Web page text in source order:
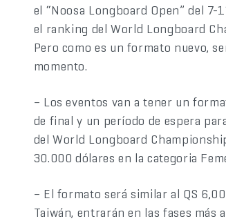
el “Noosa Longboard Open” del
el ranking del World Longboard
Pero como es un formato nuevo,
momento.
– Los eventos van a tener un
de final y un período de espera
del World Longboard
30.000 dólares en la categoria
– El formato será similar al QS
Taiwán, entrarán en las fases más